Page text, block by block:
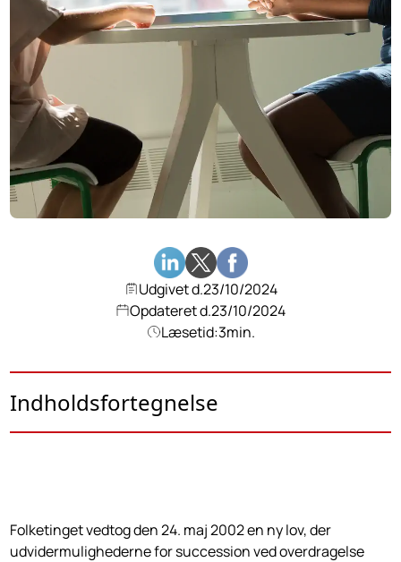
Udgivet d.23/10/2024
Opdateret d.23/10/2024
Læsetid:3min.
Indholdsfortegnelse
Folketinget vedtog den 24. maj 2002 en ny lov, der
udvidermulig­hederne for succession ved overdragelse